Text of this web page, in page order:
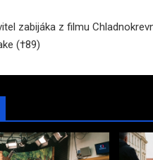
zabijáka z filmu
(†89)